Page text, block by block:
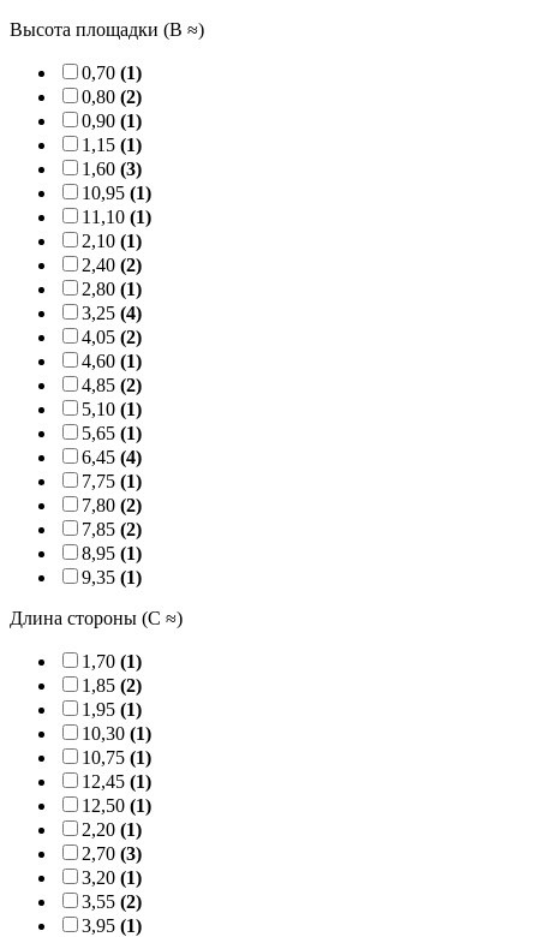
Высота площадки (B ≈)
0,70 (1)
0,80 (2)
0,90 (1)
1,15 (1)
1,60 (3)
10,95 (1)
11,10 (1)
2,10 (1)
2,40 (2)
2,80 (1)
3,25 (4)
4,05 (2)
4,60 (1)
4,85 (2)
5,10 (1)
5,65 (1)
6,45 (4)
7,75 (1)
7,80 (2)
7,85 (2)
8,95 (1)
9,35 (1)
Длина стороны (C ≈)
1,70 (1)
1,85 (2)
1,95 (1)
10,30 (1)
10,75 (1)
12,45 (1)
12,50 (1)
2,20 (1)
2,70 (3)
3,20 (1)
3,55 (2)
3,95 (1)